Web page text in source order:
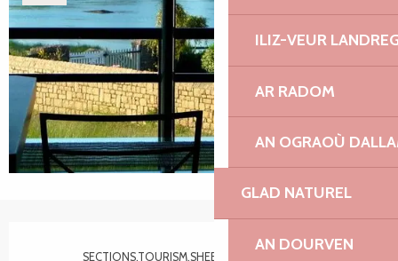
ILIZ-VEUR
AR RADOM
AN OGRAOÙ
GLAD NATUREL
AN DOURVEN
SECTIONS.TOURISM.SHEET.TARIFFS.FROMTO